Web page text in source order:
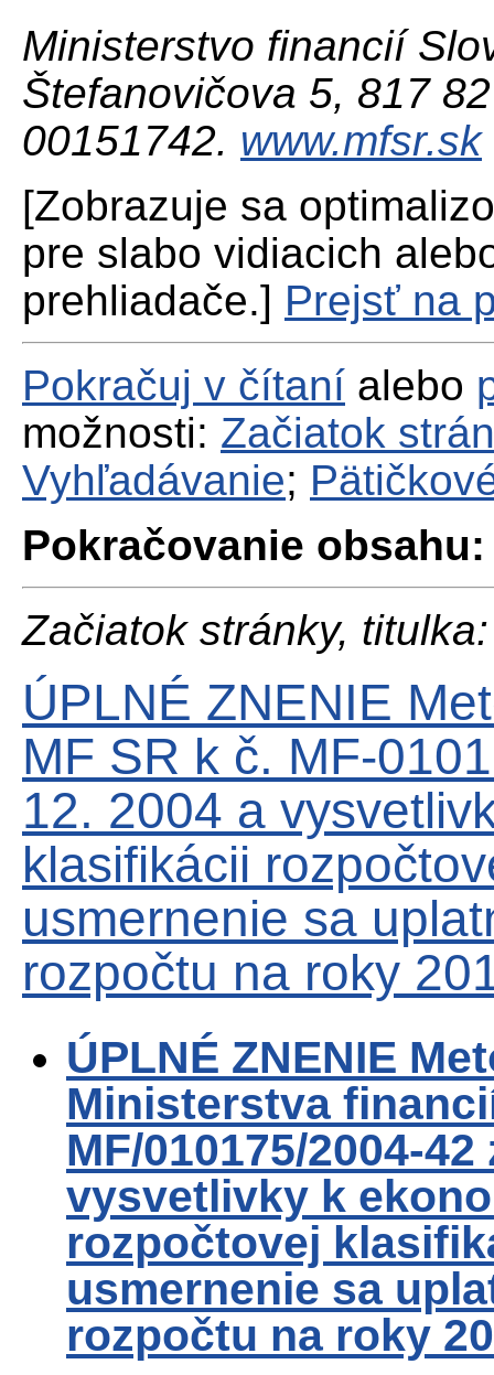
Ministerstvo financií
Štefanovičova 5, 817
00151742. www.mfsr.sk
[Zobrazuje sa
pre slabo vidiacich
prehliadače.] Prejsť na
Pokračuj v čítaní alebo
možnosti: Začiatok
Vyhľadávanie;
Pokračovanie obsahu:
Začiatok stránky, titulka:
ÚPLNÉ ZNENIE
MF SR k č. MF-
12. 2004 a
klasifikácii
usmernenie sa
rozpočtu na roky
ÚPLNÉ ZNENIE
Ministerstva
MF/010175/2004-
vysvetlivky k
rozpočtovej
usmernenie sa
rozpočtu na roky